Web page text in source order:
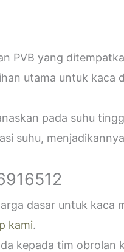
PVB yang
utama untuk kaca
pada suhu
suhu,
dasar untuk kaca
kami.
kepada tim